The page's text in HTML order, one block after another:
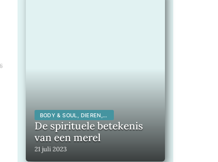
BODY & SOUL, DIEREN,
SPIRITUALITEIT,
De spirituele betekenis
van een merel
21 juli 2023